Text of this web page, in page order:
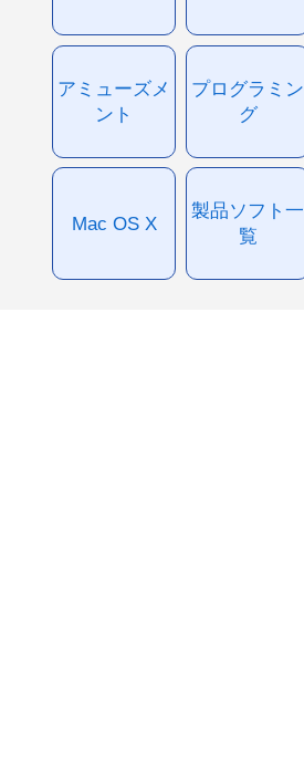
アミューズメ
ント
プログラミン
グ
Mac OS X
製品ソフト一
覧